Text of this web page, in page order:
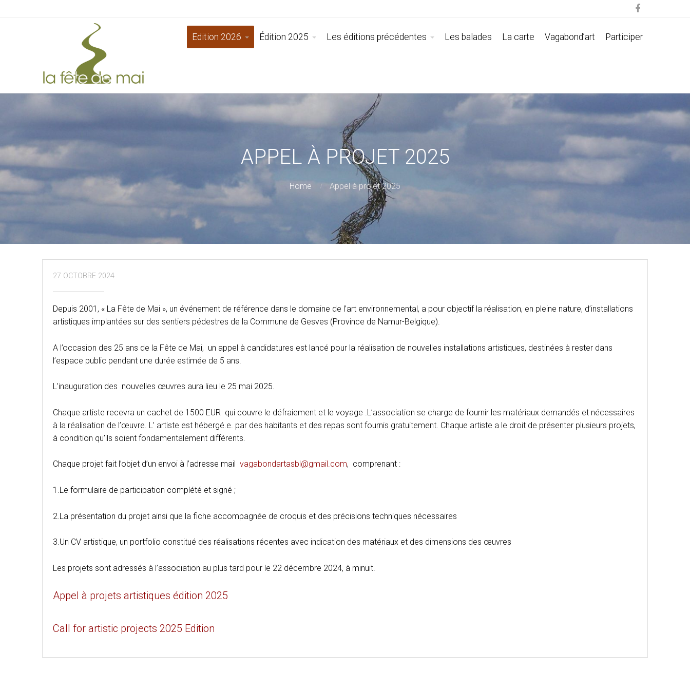

Edition 2026 Édition 2025 Les éditions précédentes Les balades La carte Vagabond’art Participer
APPEL À PROJET 2025
Home Appel à projet 2025
27 OCTOBRE 2024
Depuis 2001, « La Fête de Mai », un événement de référence dans le domaine de l’art environnemental, a pour objectif la réalisation, en pleine nature, d’installations
artistiques implantées sur des sentiers pédestres de la Commune de Gesves (Province de Namur-Belgique).
A l’occasion des 25 ans de la Fête de Mai, un appel à candidatures est lancé pour la réalisation de nouvelles installations artistiques, destinées à rester dans
l’espace public pendant une durée estimée de 5 ans.
L’inauguration des nouvelles œuvres aura lieu le 25 mai 2025.
Chaque artiste recevra un cachet de 1500 EUR qui couvre le défraiement et le voyage .L’association se charge de fournir les matériaux demandés et nécessaires
à la réalisation de l’œuvre. L’ artiste est hébergé.e. par des habitants et des repas sont fournis gratuitement. Chaque artiste a le droit de présenter plusieurs projets,
à condition qu’ils soient fondamentalement différents.
Chaque projet fait l’objet d’un envoi à l’adresse mail vagabondartasbl@gmail.com, comprenant :
1.Le formulaire de participation complété et signé ;
2.La présentation du projet ainsi que la fiche accompagnée de croquis et des précisions techniques nécessaires
3.Un CV artistique, un portfolio constitué des réalisations récentes avec indication des matériaux et des dimensions des œuvres
Les projets sont adressés à l’association au plus tard pour le 22 décembre 2024, à minuit.
Appel à projets artistiques édition 2025
Call for artistic projects 2025 Edition